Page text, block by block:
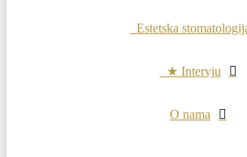
Estetska
★ Intervju
O nama